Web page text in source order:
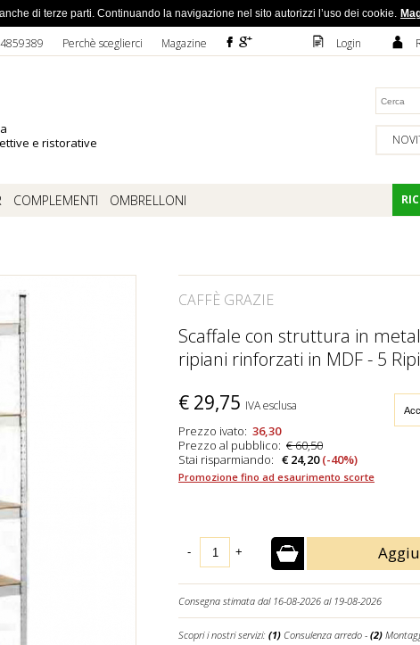
Perchè sceglierci Magazine F ì D Login A
e ristorative
COMPLEMENTI OMBRELLONI
CAFFÈ GRAZIE
Scaffale con struttura in
ripiani rinforzati in MDF - 5
€ 29,75 IVA esclusa
Prezzo ivato: 36,30
Prezzo al pubblico: € 60,50
Stai risparmiando: € 24,20(-40%)
Promozione fino ad esaurimento scorte
- +
Consegna stimata dal 16-08-2026 al 19-08-2026
Scopri i nostri servizi: (1) Consulenza arredo - (2)
di terze parti. Continuando la navigazione nel sito autorizzi l’uso dei cookie.